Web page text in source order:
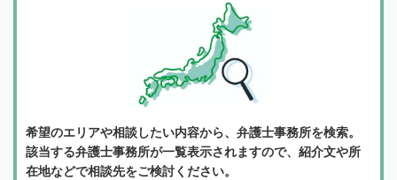
希望のエリアや相談したい内容から、弁護士事務所を検索。
該当する弁護士事務所が一覧表示されますので、紹介文や所
在地などで相談先をご検討ください。